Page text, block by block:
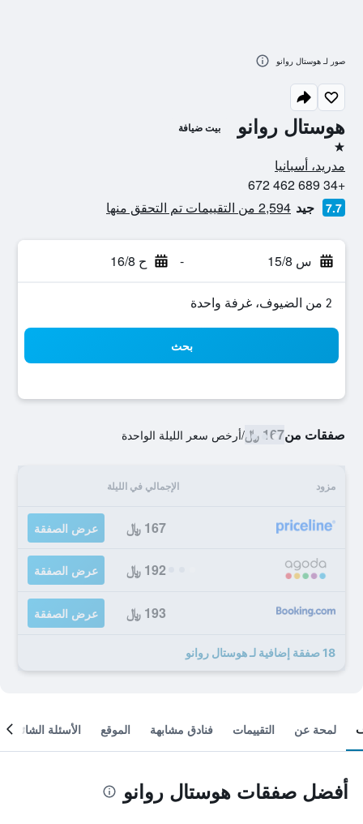
هوستال روانو بيت ضيافة
نجمة واحدة
مدريد، أسبانيا
+34 689 462 672
7.7 جيد 2,594 من التقييمات تم التحقق منها
س 15/8 - ح 16/8
2 من الضيوف، غرفة واحدة
بحث
صفقات من167 ﷼ /أرخص سعر الليلة الواحدة
مزود الإجمالي في الليلة
167 ﷼ عرض الصفقة
192 ﷼ عرض الصفقة
193 ﷼ عرض الصفقة
18 صفقة إضافية لـ هوستال روانو
صور لـ هوستال روانو
لمحة عن التقييمات فنادق مشابهة الموقع الأسئلة الشائعة
أفضل صفقات هوستال روانو